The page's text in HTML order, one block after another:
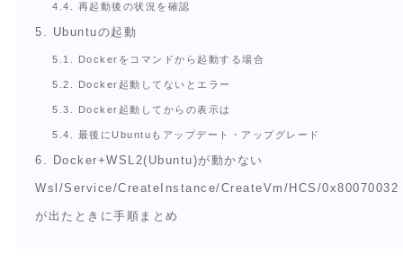
4.4. 再起動後の状況を確認
5. Ubuntuの起動
5.1. Dockerをコマンドから起動する場合
5.2. Docker起動してないとエラー
5.3. Docker起動してからの表示は
5.4. 最後にUbuntuもアップデート・アップグレード
6. Docker+WSL2(Ubuntu)が動かない
Wsl/Service/CreateInstance/CreateVm/HCS/0x80070032
が出たときに手順まとめ